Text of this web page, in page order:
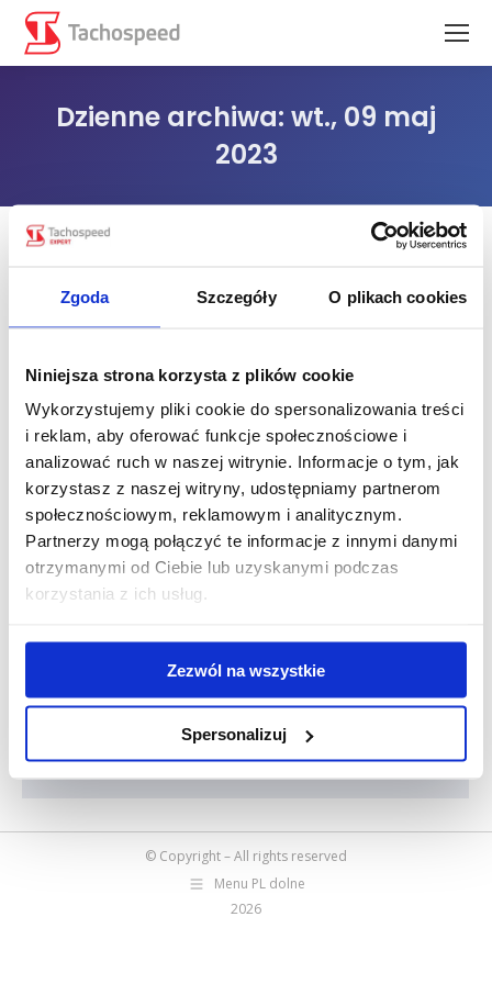
Zgoda Szczegóły O plikach cookies
Niniejsza strona korzysta z plików cookie
Wykorzystujemy pliki cookie do spersonalizowania treści
i reklam, aby oferować funkcje społecznościowe i
analizować ruch w naszej witrynie. Informacje o tym, jak
korzystasz z naszej witryny, udostępniamy partnerom
społecznościowym, reklamowym i analitycznym.
Partnerzy mogą połączyć te informacje z innymi danymi
otrzymanymi od Ciebie lub uzyskanymi podczas
korzystania z ich usług.
Zezwól na wszystkie
Spersonalizuj
Dzienne archiwa: wt., 09 maj
2023
Przewozy bilateralne – duże zmiany
przepisów od 21 sierpnia 2023 roku!
Ostatni czas jest wyjątkowo bogaty w różnego
rodzaju zmiany przepisów dotykające branżę
transportową. Zmiany szykują się także w
przewozach bilateralnych.
© Copyright – All rights reserved
Menu PL dolne
2026